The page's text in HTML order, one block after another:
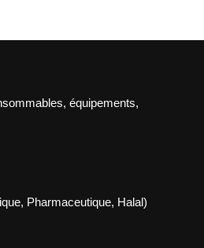
équipements,
Pharmaceutique, Halal)